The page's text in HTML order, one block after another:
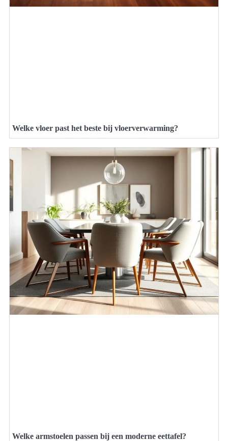
Welke vloer past het beste bij vloerverwarming?
Welke armstoelen passen bij een moderne eettafel?